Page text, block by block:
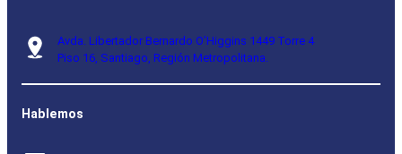
Avda. Libertador Bernardo O’Higgins 1449 Torre 4
Piso 16, Santiago, Región Metropolitana.
Hablemos